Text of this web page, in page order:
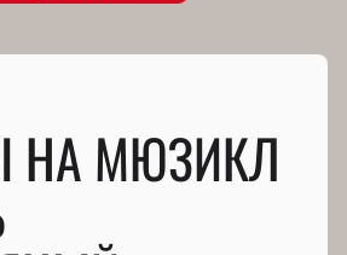
НА МЮЗИКЛ